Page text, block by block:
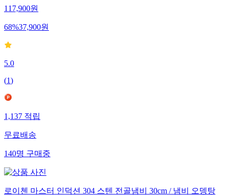
117,900원
68%37,900원
5.0
(1)
1,137 적립
무료배송
140명 구매중
로이첸 마스터 인덕션 304 스텐 전골냄비 30cm / 냄비 오뎅탕